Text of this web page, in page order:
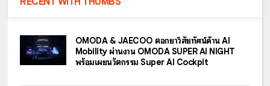
OMODA & JAECOO ตอกย้ำวิสัยทัศน์ด้าน AI
Mobility ผ่านงาน OMODA SUPER AI NIGHT
พร้อมเผยนวัตกรรม Super AI Cockpit